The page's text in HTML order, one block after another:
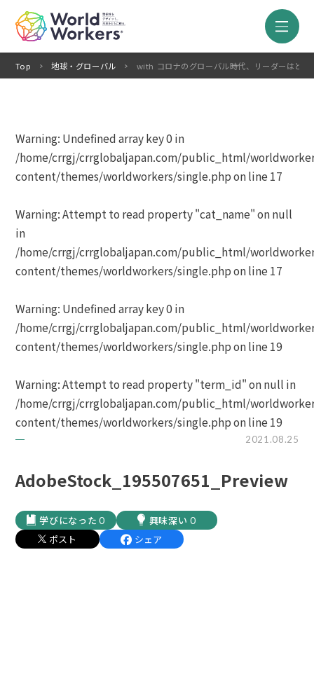
Top 地球・グローバル with コロナのグローバル時代、リーダーはどう
Warning: Undefined array key 0 in
/home/crrgj/crrglobaljapan.com/public_html/
content/themes/worldworkers/single.phpon line 17
Warning: Attempt to read property "cat_name" on null
in
/home/crrgj/crrglobaljapan.com/public_html/
content/themes/worldworkers/single.phpon line 17
Warning: Undefined array key 0 in
/home/crrgj/crrglobaljapan.com/public_html/
content/themes/worldworkers/single.phpon line 19
Warning: Attempt to read property "term_id" on null in
/home/crrgj/crrglobaljapan.com/public_html/
content/themes/worldworkers/single.phpon line 19
2021.08.25
AdobeStock_195507651_Preview
0 0
ポスト シェア